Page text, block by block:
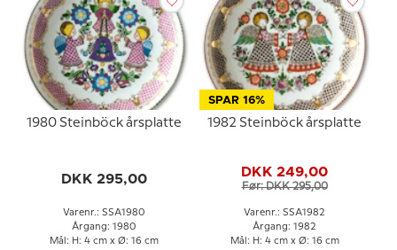
1980 Steinböck årsplatte
DKK 295,00
Varenr.: SSA1980
Årgang: 1980
Mål: H: 4 cm x Ø: 16 cm
SPAR 16%
1982 Steinböck årsplatte
DKK 249,00
Før: DKK 295,00
Varenr.: SSA1982
Årgang: 1982
Mål: H: 4 cm x Ø: 16 cm